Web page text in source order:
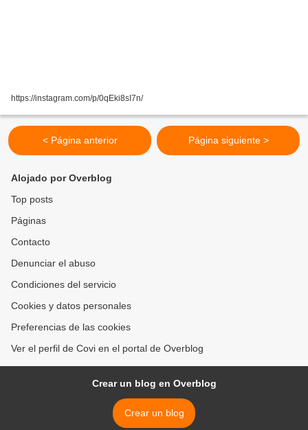
https://instagram.com/p/0qEki8sI7n/
< Página anterior Página siguiente >
Alojado por Overblog
Top posts
Páginas
Contacto
Denunciar el abuso
Condiciones del servicio
Cookies y datos personales
Preferencias de las cookies
Ver el perfil de Covi en el portal de Overblog
Crear un blog en Overblog
Crear un blog